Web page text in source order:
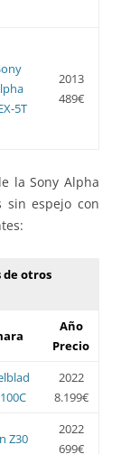
5T
2013
489€
la Sony Alpha
sin espejo con
de otros
Año
Precio
2022
8.199€
Z30
2022
699€